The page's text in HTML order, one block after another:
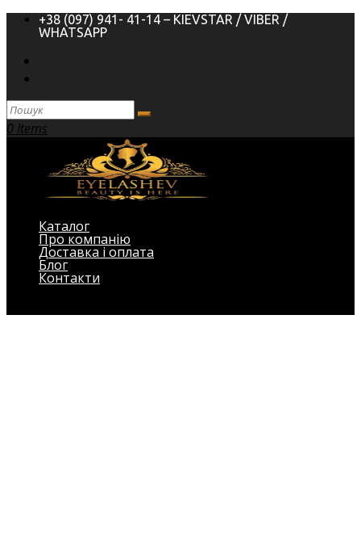
+38 (097) 941- 41-14 – KIEVSTAR / VIBER /
WHATSAPP
0 Items
Каталог
Про компанію
Доставка і оплата
Блог
Контакти